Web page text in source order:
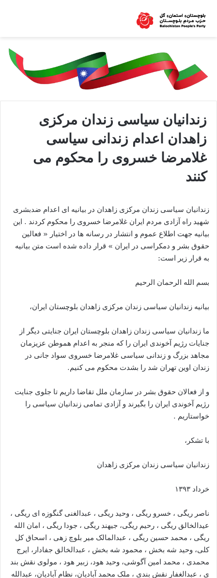
زندانیان سیاسی زندان مرکزی
زاهدان اعدام زندانی سیاسی
غلامرضا خسروی را محکوم می
کنند
زندانیان سیاسی زندان مرکزی زاهدان در بیانیه ای اعدام ضدبشری
شهید راه آزادی مردم ایران غلامرضا خسروی را محکوم کردند . این
بیانیه جهت اطلاع عموم و انتشار در رسانه ها در اختیار « فعالین
حقوق بشر و دمکراسی در ایران » قرار داده شده است متن بیانیه
به قرار زیر است:
بسم الله الرحمان الرحیم
بیانیه زندانیان سیاسی زندان مرکزی زاهدان بلوچستان ایران،
ما زندانیان سیاسی زندان زاهدان بلوچستان ایران جنایتی دیگر از
جنایات رژیم آخوندی ایران را که منجر به اعدام هموطن عزیزمان
مجاهد بزرگ و زندانی سیاسی غلامرضا خسروی سواد جانی در
زندان اوین تهران شد را بشدت محکوم می کنیم.
و از فعالان حقوق بشر در سازمان ملل تقاضا داریم تا جلوی جنایت
رژیم آخوندی ایران را بگیرند و آزادی تمامی زندانیان سیاسی را
خواستاریم .
با تشکر،
زندانیان سیاسی زندان مرکزی زاهدان
خرداد ۱۳۹۳
ناصر ریگی ، خسرو ریگی ، وحید ریگی ، عبدالغنی گنگوزه ای ریگی ،
عیدالخالق ریگی ، رحیم ریگی، جیهند ریگی ، جودا ریگی ، امان الله
ریگی ، محمد حسین ریگی ، عبدالمالک میر بلوچ زهی ، اسحاق کل
کلی، وحید شه بخش ، محمود شه بخش ، عبدالخالق جفادار، ایرج
محمدی ، محمد امین آگوشی، وحید هود، زبیر هود ، مولوی نقش بند
ی ، عبدالغفار نقش بندی ، ملک محمد آبادیان، نظام آبادیان، عبدالله